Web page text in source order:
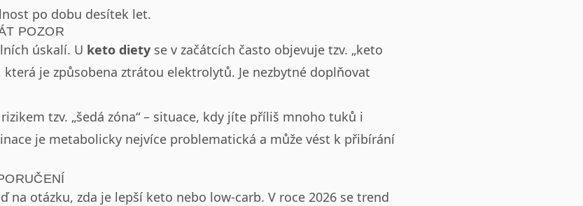
po dobu desítek let.
POZOR
úskalí. U keto diety se v začátcích často objevuje tzv. „keto
která je způsobena ztrátou elektrolytů. Je nezbytné doplňovat
tzv. „šedá zóna“ – situace, kdy jíte příliš mnoho tuků i
je metabolicky nejvíce problematická a může vést k přibírání
na otázku, zda je lepší keto nebo low-carb. V roce 2026 se trend